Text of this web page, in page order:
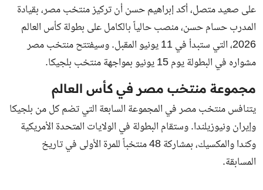
على صعيد متصل، أكد إبراهيم حسن أن تركيز منتخب مصر، بقيادة
المدرب حسام حسن، منصب حالياً بالكامل على بطولة كأس العالم
2026، التي ستبدأ في 11 يونيو المقبل. وسيفتتح منتخب مصر
مشواره في البطولة يوم 15 يونيو بمواجهة منتخب بلجيكا.
مجموعة منتخب مصر في كأس العالم
يتنافس منتخب مصر في المجموعة السابعة التي تضم كل من بلجيكا
وإيران ونيوزيلندا. وستقام البطولة في الولايات المتحدة الأمريكية
وكندا والمكسيك، بمشاركة 48 منتخباً للمرة الأولى في تاريخ
المسابقة.